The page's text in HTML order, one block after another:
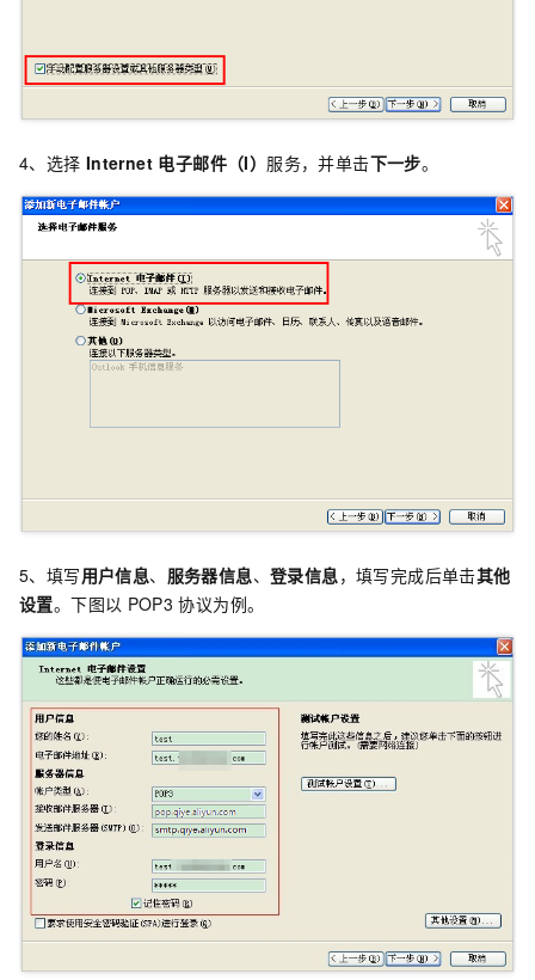
4、选择 Internet 电子邮件（I） 服务，并单击下一步。
5、填写用户信息、 服务器信息、登录信息 ，填写完成后单击其他
设置。下图以 POP3 协议为例。